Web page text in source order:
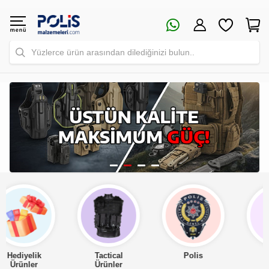
Yüzlerce ürün arasından dilediğinizi bulun..
Tactical
Ürünler
Polis